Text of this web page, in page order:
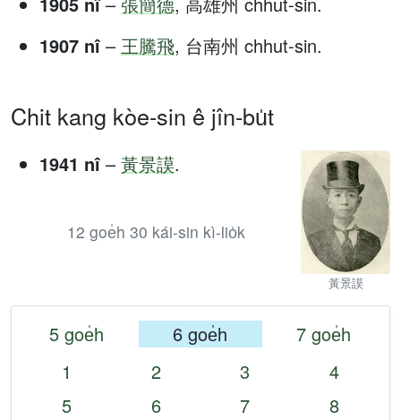
1907 nî – 王騰飛, 台南州 chhut-sin.
Chit kang kòe-sin ê jîn-bu̍t
黃景謨
1941 nî – 黃景謨.
12 goe̍h 30 kái-sin kì-lio̍k
5 goe̍h 6 goe̍h
7 goe̍h
1
2 3
4
5
6 7
8